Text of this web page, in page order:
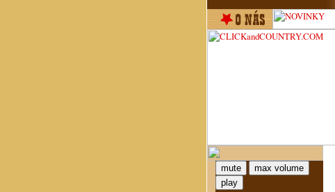
mute
max volume
play